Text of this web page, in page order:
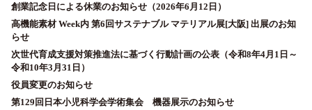
創業記念日による休業のお知らせ（2026年6月12日）
高機能素材 Week内 第6回サステナブル マテリアル展[大阪] 出展のお知
らせ
次世代育成支援対策推進法に基づく行動計画の公表（令和8年4月1日～
令和10年3月31日）
役員変更のお知らせ
第129回日本小児科学会学術集会 機器展示のお知らせ